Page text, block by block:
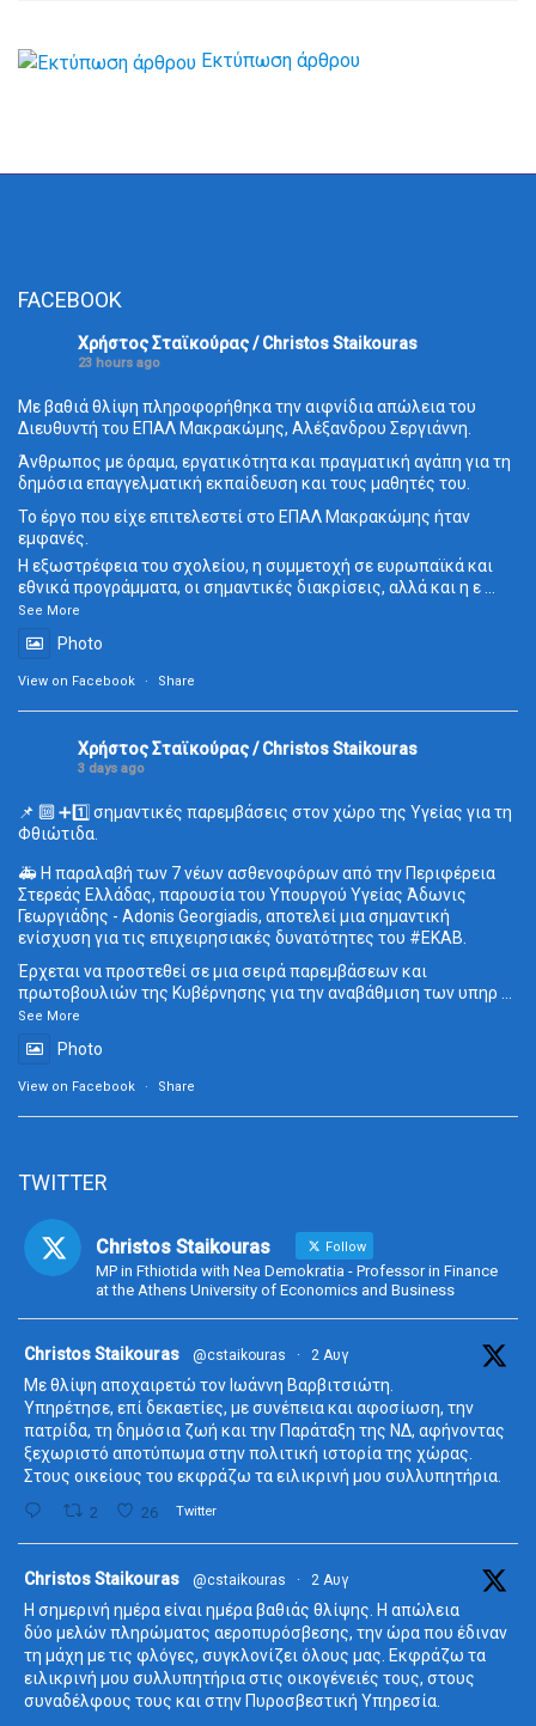
Εκτύπωση άρθρου
FACEBOOK
Χρήστος Σταϊκούρας / Christos Staikouras
23 hours ago
Με βαθιά θλίψη πληροφορήθηκα την αιφνίδια απώλεια του
Διευθυντή του ΕΠΑΛ Μακρακώμης, Αλέξανδρου Σεργιάννη.
Άνθρωπος με όραμα, εργατικότητα και πραγματική αγάπη για τη
δημόσια επαγγελματική εκπαίδευση και τους μαθητές του.
Το έργο που είχε επιτελεστεί στο ΕΠΑΛ Μακρακώμης ήταν
εμφανές.
Η εξωστρέφεια του σχολείου, η συμμετοχή σε ευρωπαϊκά και
εθνικά προγράμματα, οι σημαντικές διακρίσεις, αλλά και η ε
See More
Photo
View on Facebook · Share
Χρήστος Σταϊκούρας / Christos Staikouras
3 days ago
📌 🔟 ➕1️⃣ σημαντικές παρεμβάσεις στον χώρο της Υγείας για τη
Φθιώτιδα.
🚑 Η παραλαβή των 7 νέων ασθενοφόρων από την Περιφέρεια
Στερεάς Ελλάδας, παρουσία του Υπουργού Υγείας Άδωνις
Γεωργιάδης - Adonis Georgiadis, αποτελεί μια σημαντική
ενίσχυση για τις επιχειρησιακές δυνατότητες του #ΕΚΑΒ
Έρχεται να προστεθεί σε μια σειρά παρεμβάσεων και
πρωτοβουλιών της Κυβέρνησης για την αναβάθμιση των υπηρ
See More
Photo
View on Facebook · Share
TWITTER
Christos Staikouras Follow
MP in Fthiotida with Nea Demokratia - Professor in Finance
at the Athens University of Economics and Business
Christos Staikouras @cstaikouras · 2 Αυγ
Με θλίψη αποχαιρετώ τον Ιωάννη Βαρβιτσιώτη.
Υπηρέτησε, επί δεκαετίες, με συνέπεια και αφοσίωση, την
πατρίδα, τη δημόσια ζωή και την Παράταξη της ΝΔ, αφήνοντας
ξεχωριστό αποτύπωμα στην πολιτική ιστορία της χώρας.
Στους οικείους του εκφράζω τα ειλικρινή μου συλλυπητήρια.
2 26 Twitter
Christos Staikouras @cstaikouras · 2 Αυγ
Η σημερινή ημέρα είναι ημέρα βαθιάς θλίψης. Η απώλεια
δύο μελών πληρώματος αεροπυρόσβεσης, την ώρα που έδιναν
τη μάχη με τις φλόγες, συγκλονίζει όλους μας. Εκφράζω τα
ειλικρινή μου συλλυπητήρια στις οικογένειές τους, στους
συναδέλφους τους και στην Πυροσβεστική Υπηρεσία.